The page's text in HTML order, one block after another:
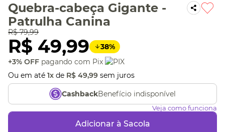
Quebra-cabeça Gigante -
Patrulha Canina
R$ 79,99
R$ 49,99 38%
+3% OFF pagando com Pix
Ou em até 1x de R$ 49,99 sem juros
CashbackBenefício indisponível
Veja como funciona
Adicionar à Sacola